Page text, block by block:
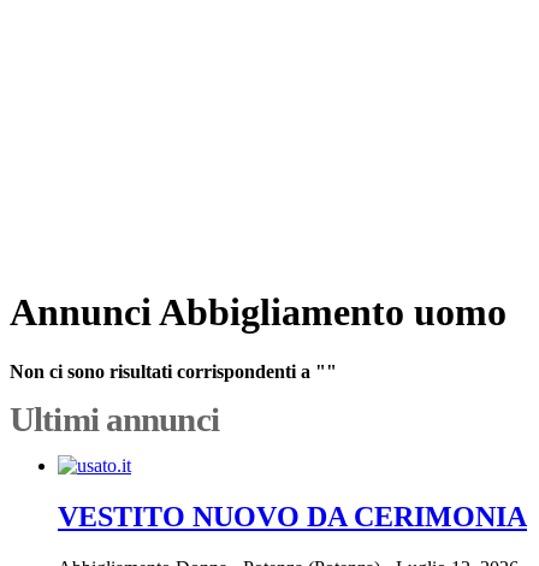
Annunci Abbigliamento uomo
Non ci sono risultati corrispondenti a ""
Ultimi annunci
VESTITO NUOVO DA CERIMONIA